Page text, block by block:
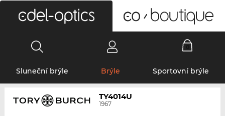
Sluneční brýle Brýle Sportovní brýle
TY4014U
1967